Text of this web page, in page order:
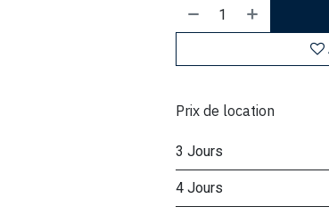
Prix de location
3 Jours
4 Jours